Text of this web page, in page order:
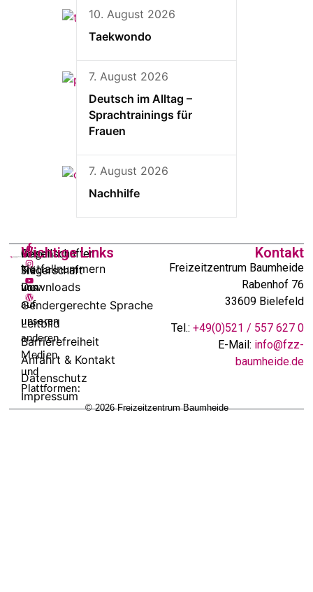
10. August 2026
Taekwondo
7. August 2026
Deutsch im Alltag –
Sprachtrainings für
Frauen
7. August 2026
Nachhilfe
Folgen
Sie
uns
auf
unseren
anderen
Medien
und
Plattformen:
In
Trägerschaft
von:
Gesellschafter:
Wichtige Links
Notfallnummern
Downloads
Gendergerechte Sprache
Leitbild
Barrierefreiheit
Anfahrt & Kontakt
Datenschutz
Impressum
Kontakt
Freizeitzentrum Baumheide
Rabenhof 76
33609 Bielefeld
Tel.: +49(0)521 / 557 627 0
E-Mail: info@fzz-
baumheide.de
© 2026 Freizeitzentrum Baumheide